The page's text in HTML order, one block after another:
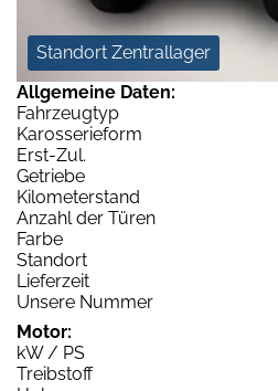
Standort Zentrallager
Allgemeine Daten:
Fahrzeugtyp
Karosserieform
Erst-Zul.
Getriebe
Kilometerstand
Anzahl der Türen
Farbe
Standort
Lieferzeit
Unsere Nummer
Motor:
kW / PS
Treibstoff